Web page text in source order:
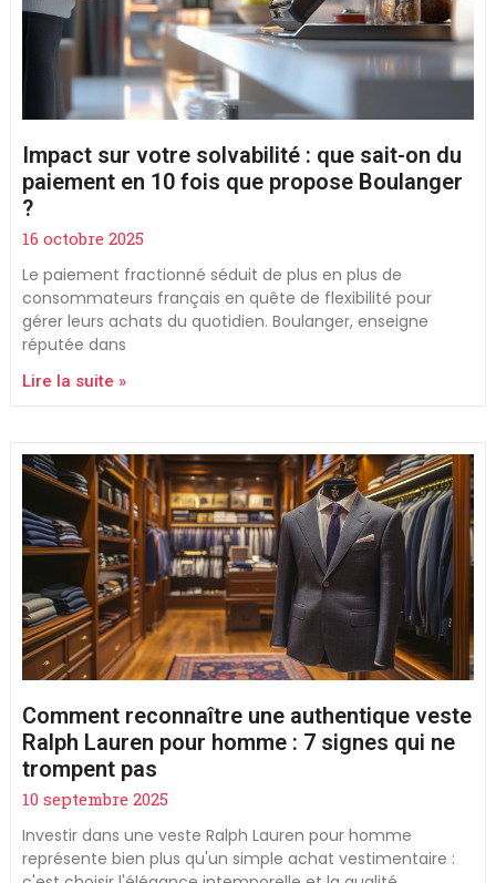
Impact sur votre solvabilité : que sait-on du
paiement en 10 fois que propose Boulanger
?
16 octobre 2025
Le paiement fractionné séduit de plus en plus de
consommateurs français en quête de flexibilité pour
gérer leurs achats du quotidien. Boulanger, enseigne
réputée dans
Lire la suite »
Comment reconnaître une authentique veste
Ralph Lauren pour homme : 7 signes qui ne
trompent pas
10 septembre 2025
Investir dans une veste Ralph Lauren pour homme
représente bien plus qu'un simple achat vestimentaire :